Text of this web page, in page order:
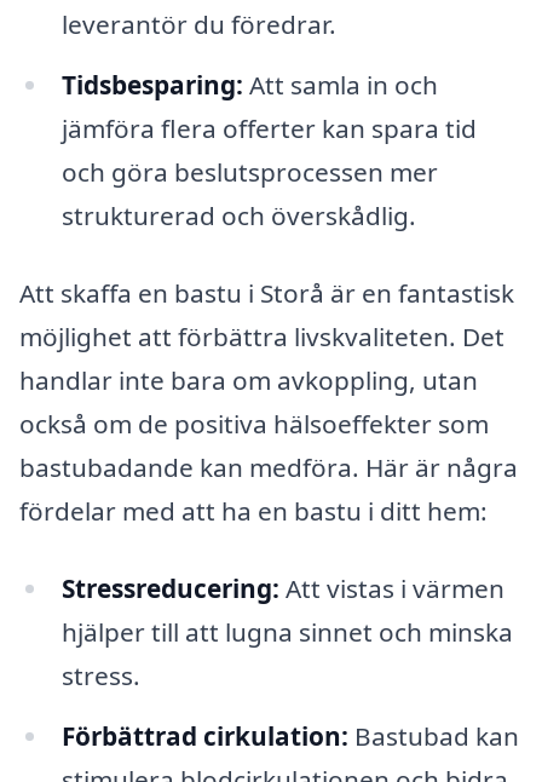
leverantör du föredrar.
Tidsbesparing: Att samla in och
jämföra flera offerter kan spara tid
och göra beslutsprocessen mer
strukturerad och överskådlig.
Att skaffa en bastu i Storå är en fantastisk
möjlighet att förbättra livskvaliteten. Det
handlar inte bara om avkoppling, utan
också om de positiva hälsoeffekter som
bastubadande kan medföra. Här är några
fördelar med att ha en bastu i ditt hem:
Stressreducering: Att vistas i värmen
hjälper till att lugna sinnet och minska
stress.
Förbättrad cirkulation: Bastubad kan